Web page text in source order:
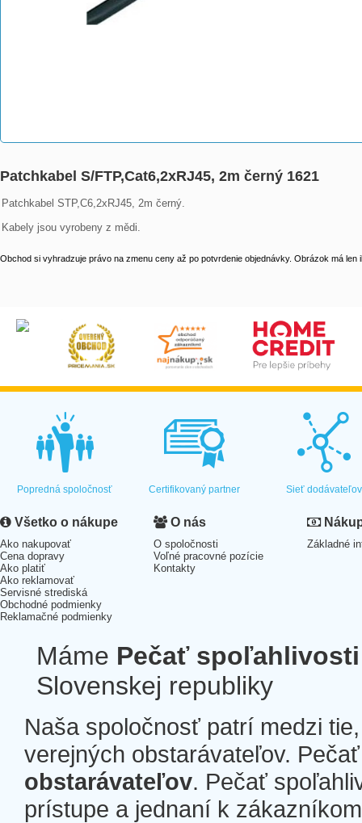
Patchkabel S/FTP,Cat6,2xRJ45, 2m černý 1621
Patchkabel STP,C6,2xRJ45, 2m černý.
Kabely jsou vyrobeny z mědi.
Obchod si vyhradzuje právo na zmenu ceny až po potvrdenie objednávky. Obrázok má len
Popredná spoločnosť Certifikovaný partner Sieť dodávateľov
Všetko o nákupe
Ako nakupovať
Cena dopravy
Ako platiť
Ako reklamovať
Servisné strediská
Obchodné podmienky
Reklamačné podmienky
O nás
O spoločnosti
Voľné pracovné pozície
Kontakty
Základné
Máme Pečať spoľahlivosti
Slovenskej republiky
Naša spoločnosť patrí medzi
verejných obstarávateľov.
obstarávateľov. Pečať
prístupe a jednaní k